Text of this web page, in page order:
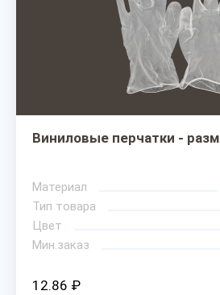
Виниловые перчатки -
Материал
Тип товара
Цвет
Мин.заказ
12.86 ₽